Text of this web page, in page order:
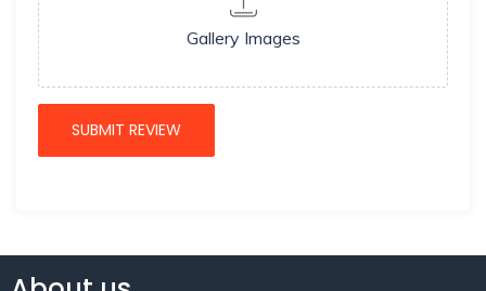
Gallery Images